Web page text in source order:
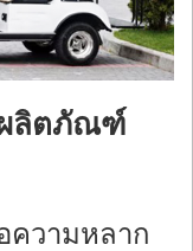
ผลิตภัณฑ์
ความหลาก